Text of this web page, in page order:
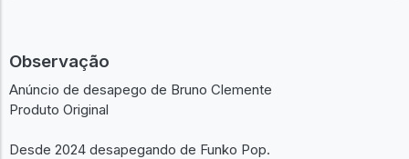
Observação
Anúncio de desapego de Bruno Clemente
Produto Original
Desde 2024 desapegando de Funko Pop.